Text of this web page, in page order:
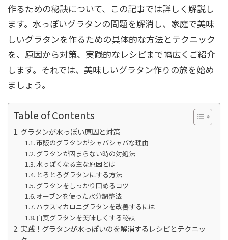
作るための秘訣について、この記事では詳しく解説し
ます。水っぽいグラタンの問題を解消し、家庭で美味
しいグラタンを作るための具体的な方法とテクニック
を、原因から対策、実践的なレシピまで幅広くご紹介
します。それでは、美味しいグラタン作りの旅を始め
ましょう。
Table of Contents
グラタンが水っぽい原因と対策
市販のグラタンがシャバシャバな理由
グラタンが固まらない時の対処法
水っぽくなる主な原因とは
とろとろグラタンにする方法
グラタンをしっかり固めるコツ
オーブンを使った水分調整法
ハウスマカロニグラタンを改善するには
白菜グラタンを美味しくする秘訣
実践！グラタンが水っぽいのを解消するレシピとテクニッ